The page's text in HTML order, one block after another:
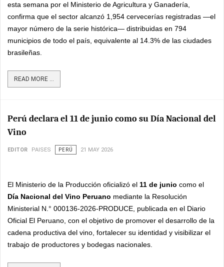
esta semana por el Ministerio de Agricultura y Ganadería,
confirma que el sector alcanzó 1,954 cervecerías registradas —el
mayor número de la serie histórica— distribuidas en 794
municipios de todo el país, equivalente al 14.3% de las ciudades
brasileñas.
READ MORE ...
Perú declara el 11 de junio como su Día Nacional del
Vino
EDITOR PAISES PERÚ 21 MAY 2026
El Ministerio de la Producción oficializó el 11 de junio como el
Día Nacional del Vino Peruano mediante la Resolución
Ministerial N.° 000136-2026-PRODUCE, publicada en el Diario
Oficial El Peruano, con el objetivo de promover el desarrollo de la
cadena productiva del vino, fortalecer su identidad y visibilizar el
trabajo de productores y bodegas nacionales.